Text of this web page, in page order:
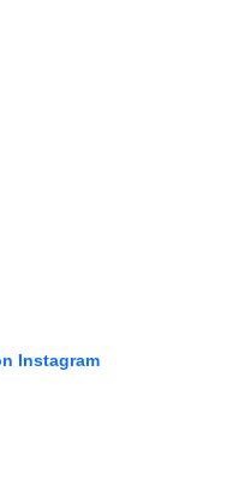
Instagram